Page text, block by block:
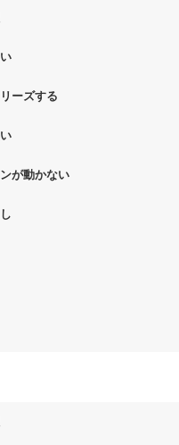
】液晶ディスプレイ交換
】マザーボード交換
】OS再インストール
】画面の割れ・破損
】電源を押しても反応がない
】修復モードから復旧できない
】その他の起動しない問題
ーズする
】操作中の動作が重い
】パソコンから異音がする
が動かない
】水没してパソコンが動かない
】起動しないPCのデータを復旧
】特定のプログラムを削除したい
】ウィルス感染のその他の問題
】事例紹介
】電源故障